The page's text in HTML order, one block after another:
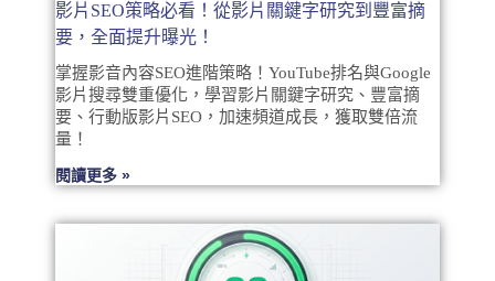
影片SEO策略必看！從影片關鍵字研究到豐富摘
要，全面提升曝光！
掌握影音內容SEO進階策略！YouTube排名與Google
影片搜尋雙重優化，學習影片關鍵字研究、豐富摘
要、行動版影片SEO，加速頻道成長，獲取雙倍流
量！
閱讀更多 »